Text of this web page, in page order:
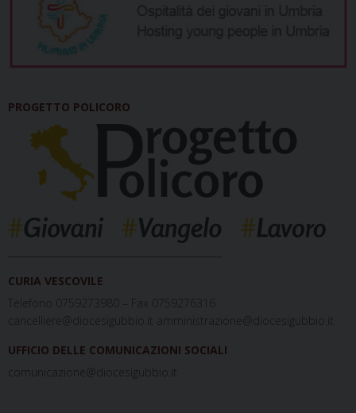
PROGETTO POLICORO
CURIA VESCOVILE
Telefono 0759273980 – Fax 0759276316
cancelliere@diocesigubbio.it amministrazione@diocesigubbio.it
UFFICIO DELLE COMUNICAZIONI SOCIALI
comunicazione@diocesigubbio.it